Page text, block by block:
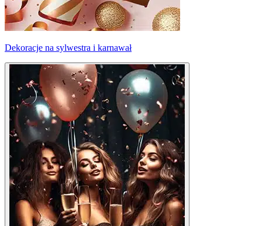
Dekoracje na sylwestra i karnawał